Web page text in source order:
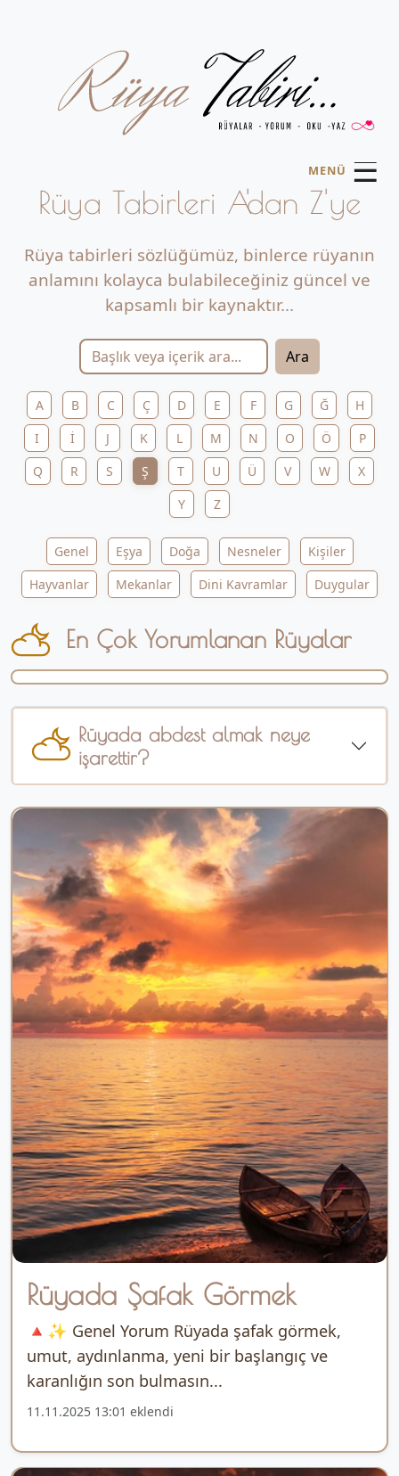
MENÜ ☰
Rüya Tabirleri A'dan Z'ye
Rüya tabirleri sözlüğümüz, binlerce rüyanın
anlamını kolayca bulabileceğiniz güncel ve
kapsamlı bir kaynaktır...
Ara
A B C Ç D E F G Ğ
H
I
İ J K L M N O Ö
P
Q
R S Ş T U Ü V W
X
Y
Z
Genel Eşya Doğa Nesneler
Kişiler
Hayvanlar
Mekanlar Dini Kavramlar Duygular
En Çok Yorumlanan Rüyalar
Rüyada abdest almak neye
işarettir?
Rüyada Şafak Görmek
🔺✨ Genel Yorum Rüyada şafak görmek,
umut, aydınlanma, yeni bir başlangıç ve
karanlığın son bulmasın...
11.11.2025 13:01 eklendi